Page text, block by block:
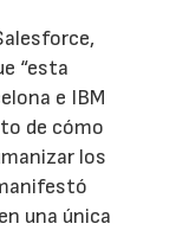
“esta
e IBM
de cómo
los
una única